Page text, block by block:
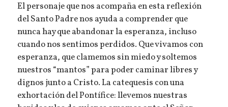
El personaje que nos acompaña en esta reflexión
del Santo Padre nos ayuda a comprender que
nunca hay que abandonar la esperanza, incluso
cuando nos sentimos perdidos. Que vivamos con
esperanza, que clamemos sin miedo y soltemos
nuestros “mantos” para poder caminar libres y
dignos junto a Cristo. La catequesis con una
exhortación del Pontífice: llevemos nuestras